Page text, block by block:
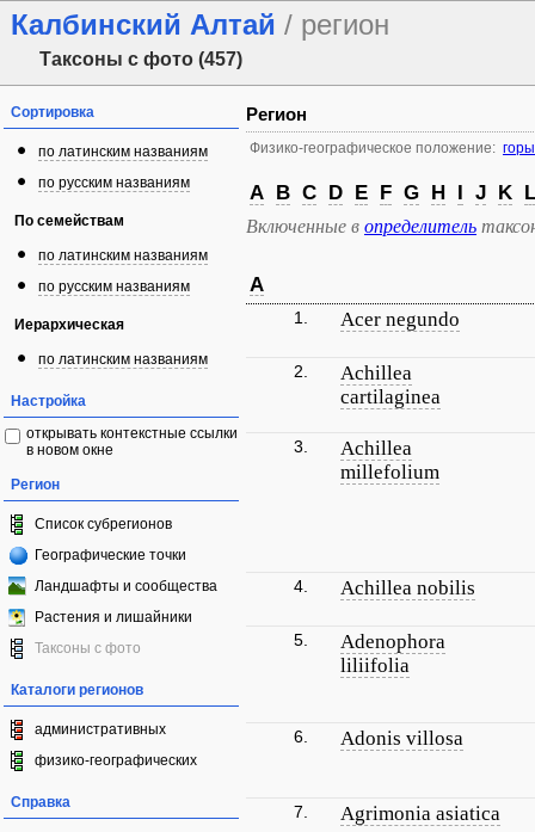
Калбинский Алтай / регион
Таксоны с фото (457)
Сортировка
по латинским названиям
по русским названиям
По семействам
по латинским названиям
по русским названиям
Иерархическая
по латинским названиям
Настройка
открывать контекстные ссылки
в новом окне
Регион
Список субрегионов
Географические точки
Ландшафты и сообщества
Растения и лишайники
Таксоны с фото
Каталоги регионов
административных
физико-географических
Справка
Регион
Физико-географическое положение:
A B C D E F G H I J K L
Включенные в определитель
A
1. Acer negundo
2.
Achillea
cartilaginea
3.
Achillea
millefolium
4. Achillea nobilis
5.
Adenophora
liliifolia
6. Adonis villosa
7. Agrimonia asiatica